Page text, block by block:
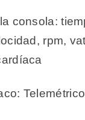
consola:
rpm,